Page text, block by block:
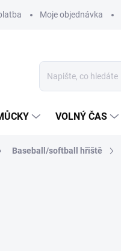
Moje objednávka
VOLNÝ ČAS
Baseball/softball hřiště